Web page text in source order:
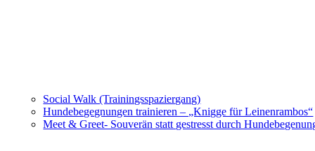
Social Walk (Trainingsspaziergang)
Hundebegegnungen trainieren – „Knigge für Leinenrambos“
Meet & Greet- Souverän statt gestresst durch